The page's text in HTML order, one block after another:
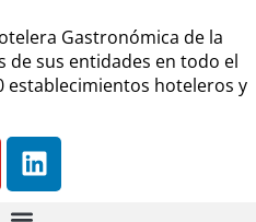
Gastronómica de la
de sus entidades en todo el
establecimientos hoteleros y